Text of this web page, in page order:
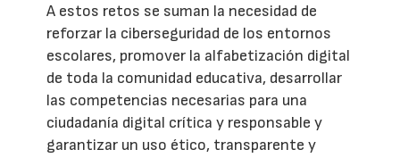
A estos retos se suman la necesidad de
reforzar la ciberseguridad de los entornos
escolares, promover la alfabetización digital
de toda la comunidad educativa, desarrollar
las competencias necesarias para una
ciudadanía digital crítica y responsable y
garantizar un uso ético, transparente y